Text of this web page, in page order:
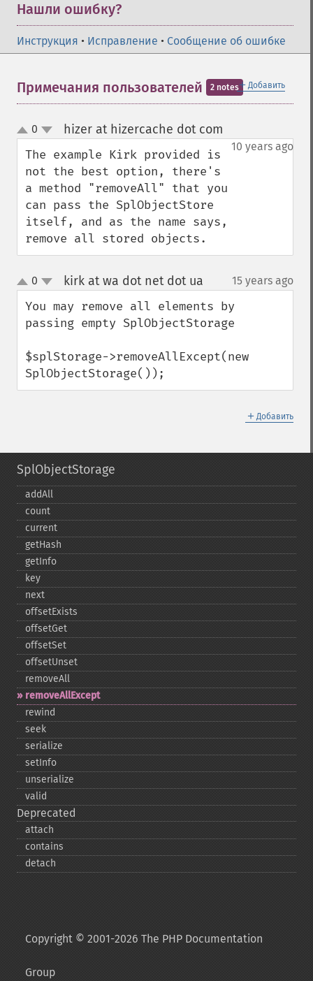
Нашли ошибку?
Инструкция • Исправление • Сообщение об ошибке
＋ Добавить
Примечания пользователей 2 notes
up
down
0 hizer at hizercache dot com
10 years ago
The example Kirk provided is
not the best option, there's
a method "removeAll" that you
can pass the SplObjectStore
itself, and as the name says,
remove all stored objects.
up
down
0 kirk at wa dot net dot ua 15 years ago
You may remove all elements by
passing empty SplObjectStorage
$splStorage->removeAllExcept(new
SplObjectStorage());
＋ Добавить
SplObjectStorage
addAll
count
current
getHash
getInfo
key
next
offsetExists
offsetGet
offsetSet
offsetUnset
removeAll
removeAllExcept
rewind
seek
serialize
setInfo
unserialize
valid
Deprecated
attach
contains
detach
Copyright © 2001-2026 The PHP Documentation
Group